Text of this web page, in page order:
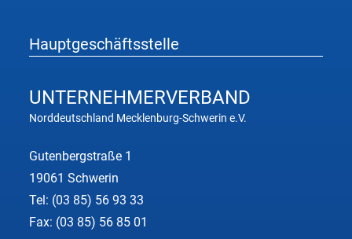
Hauptgeschäftsstelle
UNTERNEHMERVERBAND
Norddeutschland Mecklenburg-Schwerin e.V.
Gutenbergstraße 1
19061 Schwerin
Tel: (03 85) 56 93 33
Fax: (03 85) 56 85 01